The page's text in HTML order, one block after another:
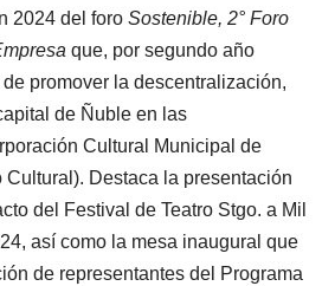
2024 del foro Sostenible, 2° Foro
que, por segundo año
promover la descentralización,
de Ñuble en las
Cultural Municipal de
Cultural). Destaca la presentación
del Festival de Teatro Stgo. a Mil
así como la mesa inaugural que
de representantes del Programa